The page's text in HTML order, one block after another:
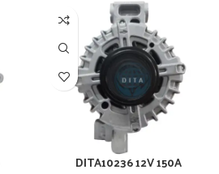
DITA10236 12V 150A